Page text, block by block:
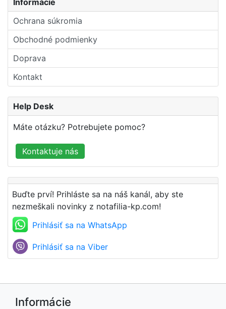
Ochrana súkromia
Obchodné podmienky
Doprava
Kontakt
Help Desk
Máte otázku? Potrebujete pomoc?
Kontaktuje nás
Buďte prví! Prihláste sa na náš kanál, aby ste
nezmeškali novinky z notafilia-kp.com!
Prihlásiť sa na WhatsApp
Prihlásiť sa na Viber
Informácie